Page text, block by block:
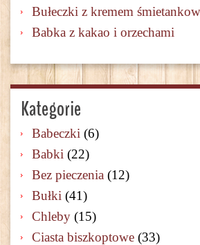
Bułeczki z kremem
Babka z kakao i orzechami
Kategorie
Babeczki (6)
Babki (22)
Bez pieczenia (12)
Bułki (41)
Chleby (15)
Ciasta biszkoptowe (33)